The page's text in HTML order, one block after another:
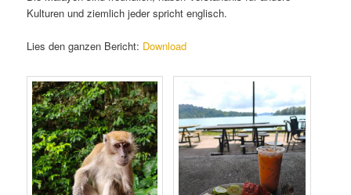
Kulturen und ziemlich jeder spricht englisch.
Lies den ganzen Bericht: Download